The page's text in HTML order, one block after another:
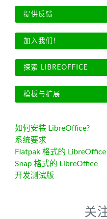
提供反馈
加入我们！
探索 LIBREOFFICE
模板与扩展
如何安装 LibreOffice?
系统要求
Flatpak 格式的 LibreOffice
Snap 格式的 LibreOffice
开发测试版
关